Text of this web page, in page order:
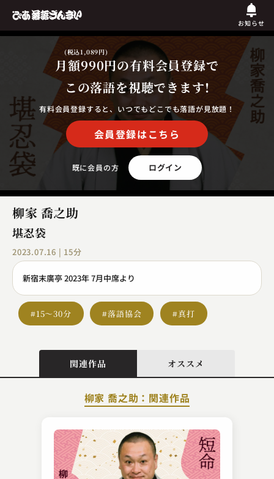
お知らせ
月額990円
(税込1,089円)
の有料会員登録で
この落語を視聴できます!
有料会員登録すると、いつでもどこでも落語が見放題！
会員登録はこちら
既に会員の方 ログイン
柳家 喬之助
堪忍袋
2023.07.16 | 15分
新宿末廣亭 2023年 7月中席より
#15～30分 #落語協会 #真打
関連作品 オススメ
柳家 喬之助：関連作品